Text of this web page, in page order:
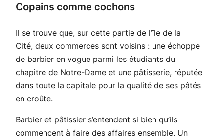
Copains comme cochons
Il se trouve que, sur cette partie de l’île de la
Cité, deux commerces sont voisins : une échoppe
de barbier en vogue parmi les étudiants du
chapitre de Notre-Dame et une pâtisserie, réputée
dans toute la capitale pour la qualité de ses pâtés
en croûte.
Barbier et pâtissier s’entendent si bien qu’ils
commencent à faire des affaires ensemble. Un